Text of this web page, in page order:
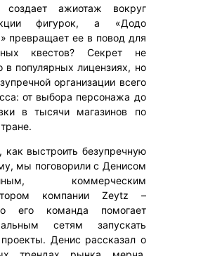
создает ажиотаж вокруг
фигурок, а «Додо
превращает ее в повод для
квестов? Секрет не
в популярных лицензиях, но
организации всего
от выбора персонажа до
в тысячи магазинов по
как выстроить безупречную
мы поговорили с Денисом
коммерческим
компании Zeytz –
его команда помогает
сетям запускать
проекты. Денис рассказал о